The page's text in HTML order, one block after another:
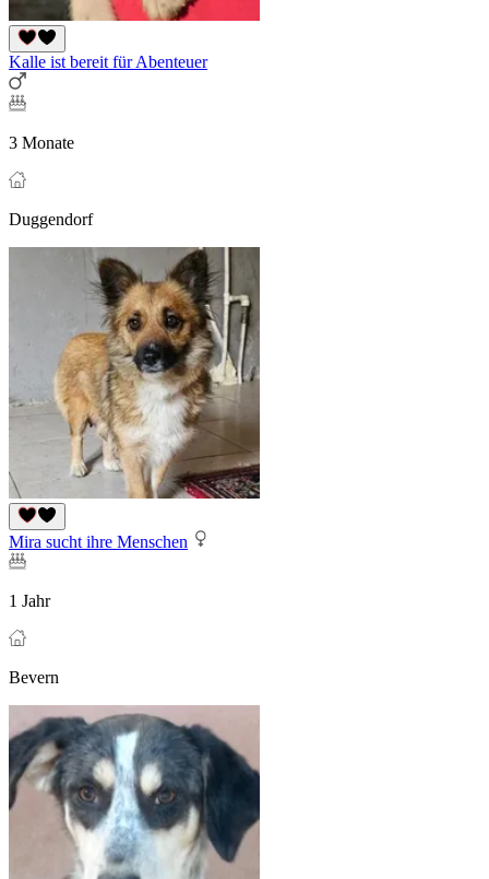
Kalle ist bereit für Abenteuer
3 Monate
Duggendorf
Mira sucht ihre Menschen
1 Jahr
Bevern